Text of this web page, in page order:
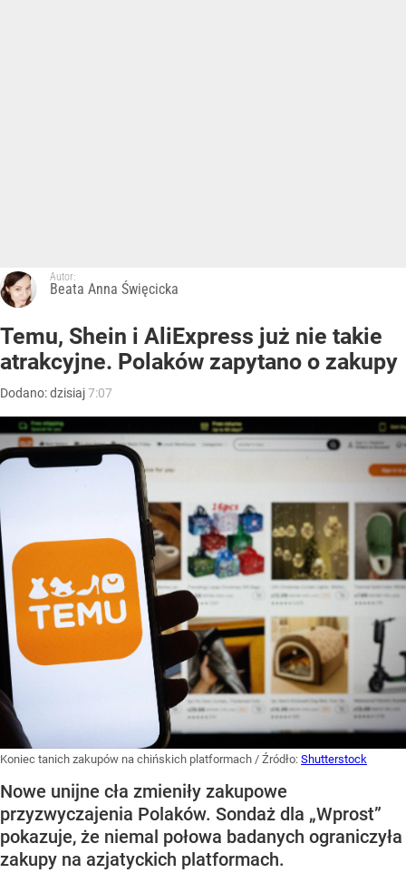
Autor:
Beata Anna Święcicka
Temu, Shein i AliExpress już nie takie
atrakcyjne. Polaków zapytano o zakupy
Dodano:dzisiaj7:07
Koniec tanich zakupów na chińskich platformach / Źródło: Shutterstock
Nowe unijne cła zmieniły zakupowe
przyzwyczajenia Polaków. Sondaż dla „Wprost”
pokazuje, że niemal połowa badanych ograniczyła
zakupy na azjatyckich platformach.